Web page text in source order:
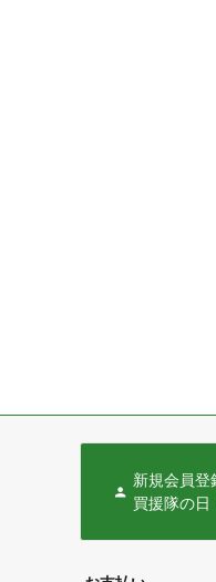
新規会員登
買援隊の日